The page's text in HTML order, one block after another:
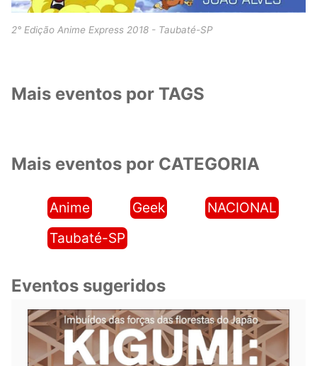
2° Edição Anime Express 2018 - Taubaté-SP
Mais eventos por TAGS
Mais eventos por CATEGORIA
Anime Geek
NACIONAL
Taubaté-SP
Eventos sugeridos